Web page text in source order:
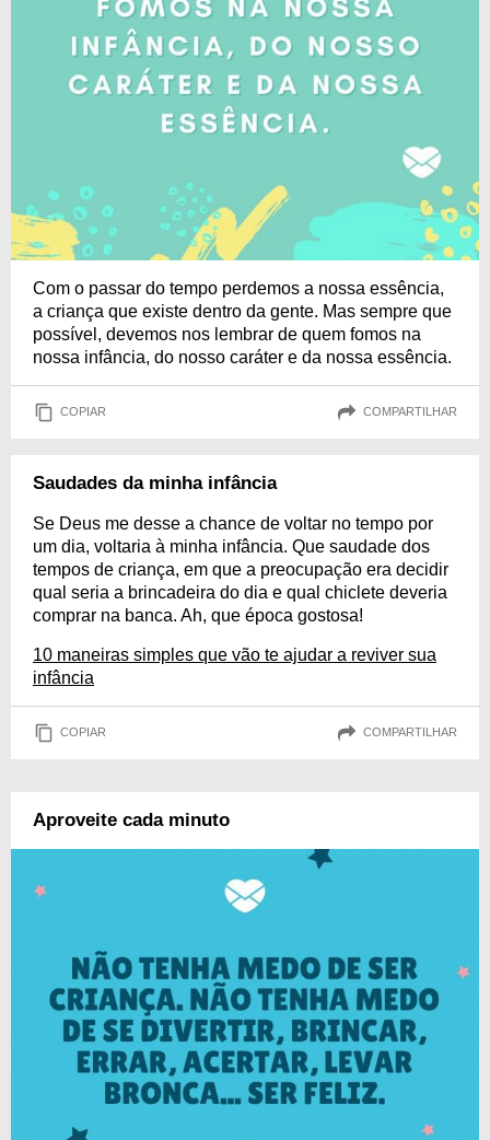
Com o passar do tempo perdemos a nossa essência,
a criança que existe dentro da gente. Mas sempre que
possível, devemos nos lembrar de quem fomos na
nossa infância, do nosso caráter e da nossa essência.
COPIAR COMPARTILHAR
Saudades da minha infância
Se Deus me desse a chance de voltar no tempo por
um dia, voltaria à minha infância. Que saudade dos
tempos de criança, em que a preocupação era decidir
qual seria a brincadeira do dia e qual chiclete deveria
comprar na banca. Ah, que época gostosa!
10 maneiras simples que vão te ajudar a reviver sua
infância
COPIAR COMPARTILHAR
Aproveite cada minuto